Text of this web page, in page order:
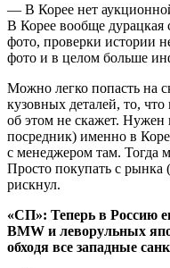
— В Корее нет
В Корее вообще
фото, проверки истории
фото и в целом больше
Можно легко попасть на
кузовных деталей, то,
об этом не скажет.
посредник) именно в
с менеджером там. Тогда
Просто покупать с рынка
рискнул.
«СП»: Теперь в Россию
BMW и леворульных
обходя все западные